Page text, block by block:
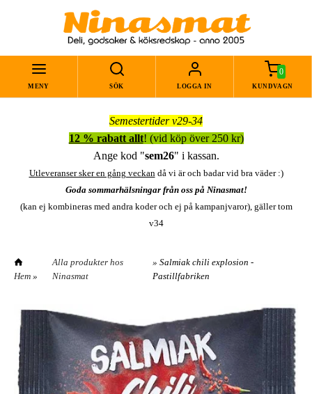
MENY SÖK LOGGA IN
0
KUNDVAGN
Semestertider v29-34
12 % rabatt allt! (vid köp över 250 kr)
Ange kod "sem26" i kassan.
Utleveranser sker en gång veckandå vi är och badar vid bra väder :)
Goda sommarhälsningar från oss på Ninasmat!
(kan ej kombineras med andra koder och ej på kampanjvaror), gäller tom
v34
Hem »
Alla produkter hos
Ninasmat
» Salmiak chili explosion -
Pastillfabriken